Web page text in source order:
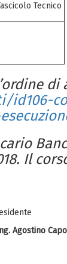
Tecnico
di
Il
Agostino